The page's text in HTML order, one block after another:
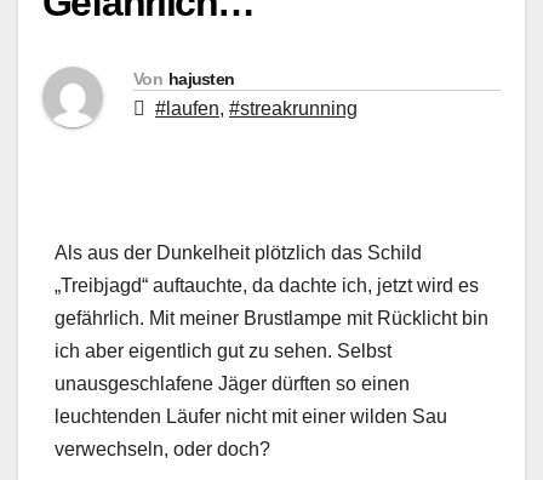
Von hajusten
#laufen, #streakrunning
Als aus der Dunkelheit plötzlich das Schild
„Treibjagd“ auftauchte, da dachte ich, jetzt wird es
gefährlich. Mit meiner Brustlampe mit Rücklicht bin
ich aber eigentlich gut zu sehen. Selbst
unausgeschlafene Jäger dürften so einen
leuchtenden Läufer nicht mit einer wilden Sau
verwechseln, oder doch?